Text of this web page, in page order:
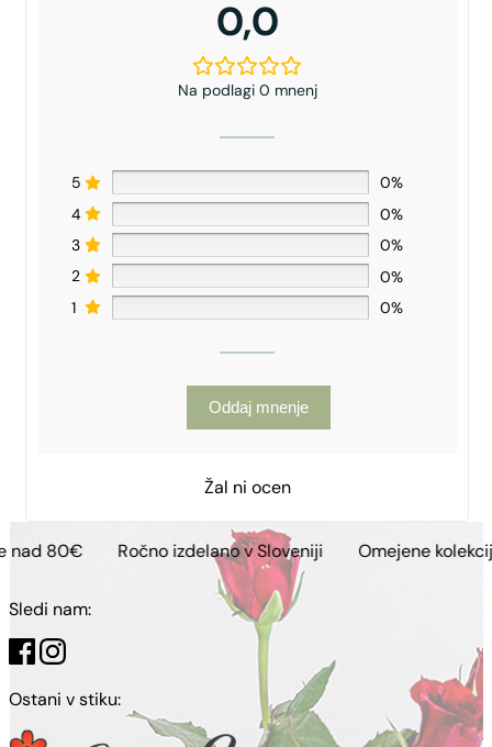
0,0
Na podlagi 0 mnenj
5
0%
4
0%
3
0%
2
0%
1
0%
Oddaj mnenje
Žal ni ocen
Ročno izdelano v Sloveniji Omejene kolekcije
Sledi nam:
Ostani v stiku: